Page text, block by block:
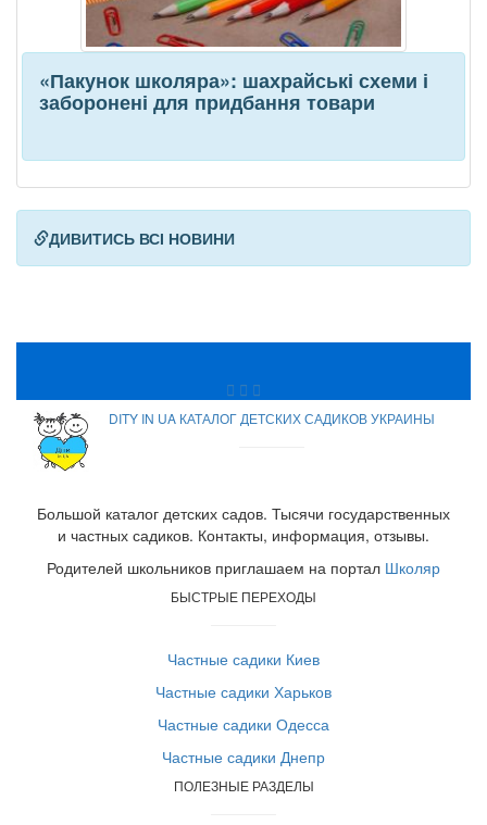
«Пакунок школяра»: шахрайські схеми і
заборонені для придбання товари
ДИВИТИСЬ ВСІ НОВИНИ
DITY IN UA КАТАЛОГ ДЕТСКИХ САДИКОВ УКРАИНЫ
Большой каталог детских садов. Тысячи государственных
и частных садиков. Контакты, информация, отзывы.
Родителей школьников приглашаем на портал Школяр
БЫСТРЫЕ ПЕРЕХОДЫ
Частные садики Киев
Частные садики Харьков
Частные садики Одесса
Частные садики Днепр
ПОЛЕЗНЫЕ РАЗДЕЛЫ